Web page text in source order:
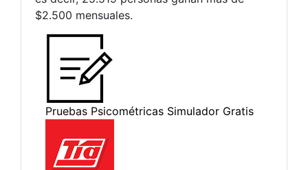
$2.500 mensuales.